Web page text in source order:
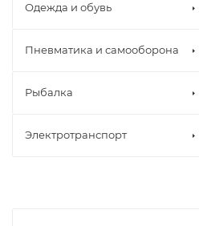
Одежда и обувь
Пневматика и самооборона
Рыбалка
Электротранспорт